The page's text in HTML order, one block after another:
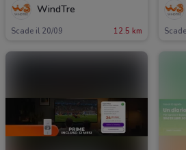
WindTre
Scade il 20/09 12.5 km